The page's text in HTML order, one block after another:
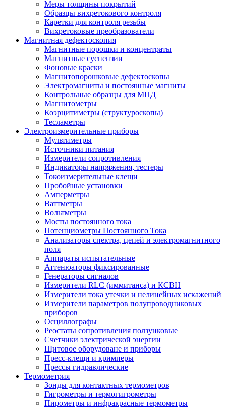
Меры толщины покрытий
Образцы вихретокового контроля
Каретки для контроля резьбы
Вихретоковые преобразователи
Магнитная дефектоскопия
Магнитные порошки и концентраты
Магнитные суспензии
Фоновые краски
Магнитопорошковые дефектоскопы
Электромагниты и постоянные магниты
Контрольные образцы для МПД
Магнитометры
Коэрцитиметры (структуроскопы)
Тесламетры
Электроизмерительные приборы
Мультиметры
Источники питания
Измерители сопротивления
Индикаторы напряжения, тестеры
Токоизмерительные клещи
Пробойные установки
Амперметры
Ваттметры
Вольтметры
Мосты постоянного тока
Потенциометры Постоянного Тока
Анализаторы спектра, цепей и электромагнитного
поля
Аппараты испытательные
Аттенюаторы фиксированные
Генераторы сигналов
Измерители RLC (иммитанса) и КСВН
Измерители тока утечки и нелинейных искажений
Измерители параметров полупроводниковых
приборов
Осциллографы
Реостаты сопротивления ползунковые
Счетчики электрической энергии
Щитовое оборудоване и приборы
Пресс-клещи и кримперы
Прессы гидравлические
Термометрия
Зонды для контактных термометров
Гигрометры и термогигрометры
Пирометры и инфракрасные термометры